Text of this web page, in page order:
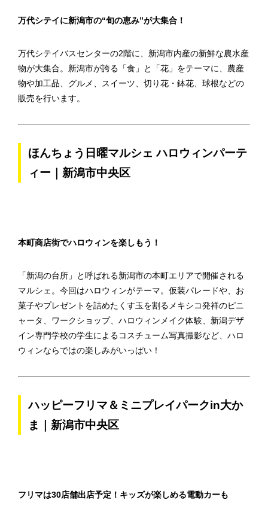
万代シテイに新潟市の“旬の恵み”が大集合！
万代シテイバスセンターの2階に、新潟市内産の新鮮な農水産
物が大集合。新潟市が誇る「食」と「花」をテーマに、農産
物や加工品、グルメ、スイーツ、切り花・鉢花、球根などの
販売を行います。
ほんちょう日曜マルシェ ハロウィンパーテ
ィー｜新潟市中央区
本町商店街でハロウィンを楽しもう！
「新潟の台所」と呼ばれる新潟市の本町エリアで開催される
マルシェ。今回はハロウィンがテーマ。仮装パレードや、お
菓子やプレゼントを詰めたくす玉を割るメキシコ発祥のピニ
ャータ、ワークショップ、ハロウィンメイク体験、新潟デザ
イン専門学校の学生によるコスチューム写真撮影など、ハロ
ウィンならではの楽しみがいっぱい！
ハッピーフリマ＆ミニプレイパークin大か
ま｜新潟市中央区
フリマは30店舗出店予定！キッズが楽しめる電動カーも